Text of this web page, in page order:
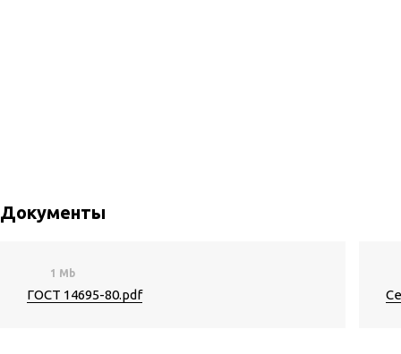
Документы
1 Mb
ГОСТ 14695-80.pdf